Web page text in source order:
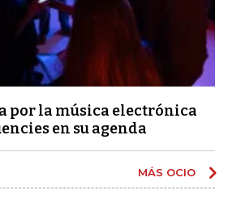
por la música electrónica
en su agenda
MÁS OCIO